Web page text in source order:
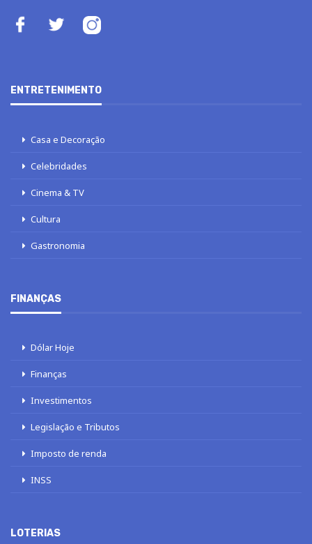
ENTRETENIMENTO
Casa e Decoração
Celebridades
Cinema & TV
Cultura
Gastronomia
FINANÇAS
Dólar Hoje
Finanças
Investimentos
Legislação e Tributos
Imposto de renda
INSS
LOTERIAS